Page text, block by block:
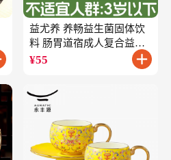
益尤养 养畅益生菌固体饮
料 肠胃道宿成人复合益生
元
¥55